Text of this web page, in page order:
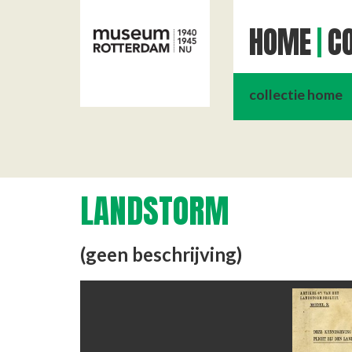
HOME
collectie home
LANDSTORM
(geen beschrijving)